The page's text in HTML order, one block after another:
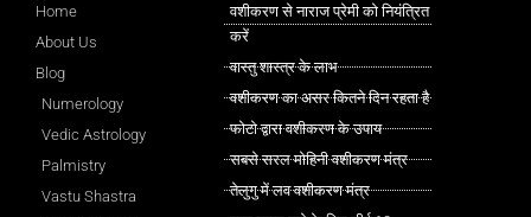
Home
About Us
Blog
Numerology
Vedic Astrology
Palmistry
Vastu Shastra
वशीकरण से नाराज प्रेमी को नियंत्रित
करें
वास्तु शास्त्र के लाभ
वशीकरण का असर कितने दिन रहता है
फोटो द्वारा वशीकरण के उपाय
सबसे सरल मोहिनी वशीकरण मंत्र
तेलुगु में लव वशीकरण मंत्र